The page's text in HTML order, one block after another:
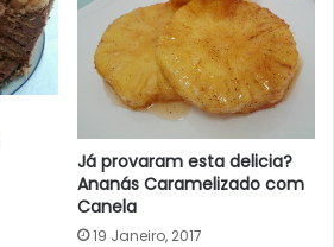
Já provaram esta delicia?
Ananás Caramelizado com
Canela
19 Janeiro, 2017